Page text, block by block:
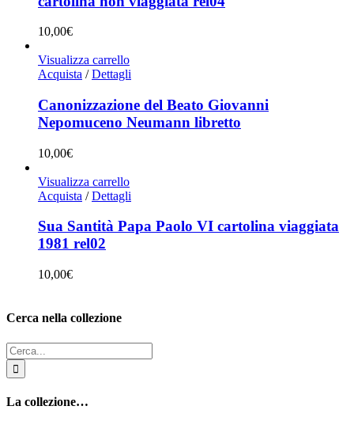
10,00€
Visualizza carrello
Acquista / Dettagli
Canonizzazione del Beato Giovanni
Nepomuceno Neumann libretto
10,00€
Visualizza carrello
Acquista / Dettagli
Sua Santità Papa Paolo VI cartolina viaggiata
1981 rel02
10,00€
Cerca nella collezione
Cerca
per:
La collezione…